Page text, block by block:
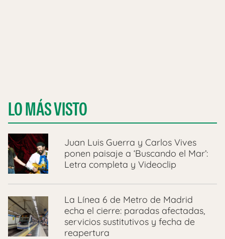
LO MÁS VISTO
Juan Luis Guerra y Carlos Vives
ponen paisaje a ‘Buscando el Mar’:
Letra completa y Videoclip
La Línea 6 de Metro de Madrid
echa el cierre: paradas afectadas,
servicios sustitutivos y fecha de
reapertura